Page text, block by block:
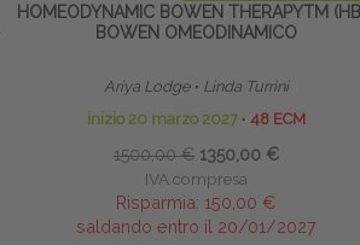
HOMEODYNAMIC BOWEN THERAPYTM
BOWEN OMEODINAMICO
Ariya Lodge ∙ Linda Turrini
inizio 20 marzo 2027 ∙ 48 ECM
1500,00 € 1350,00 €
IVA compresa
Risparmia: 150,00 €
saldando entro il 20/01/2027